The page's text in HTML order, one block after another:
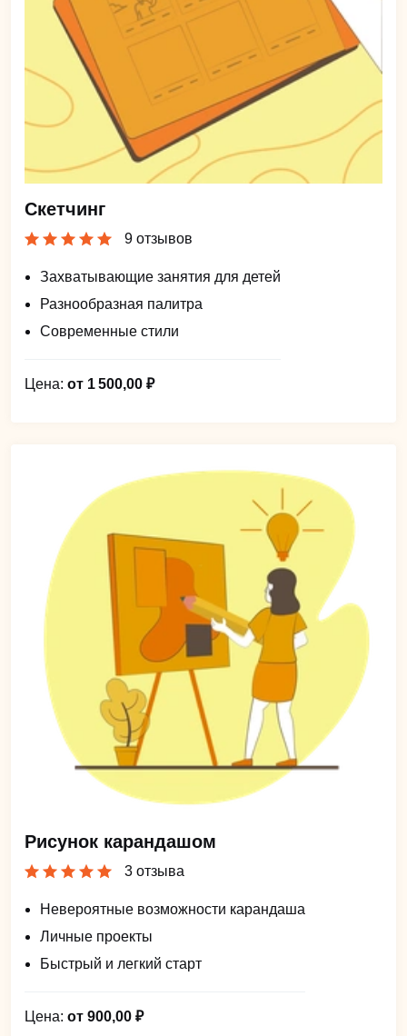
Скетчинг
9 отзывов
Захватывающие занятия для детей
Разнообразная палитра
Современные стили
Цена: от 1 500,00 ₽
Рисунок карандашом
3 отзыва
Невероятные возможности карандаша
Личные проекты
Быстрый и легкий старт
Цена: от 900,00 ₽